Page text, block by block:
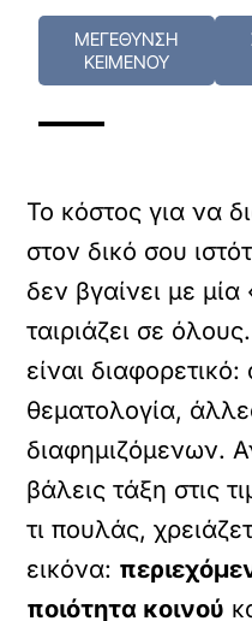
ΜΕΓΕΘΥΝΣΗ
ΚΕΙΜΕΝΟΥ
Το κόστος για να
στον δικό σου
δεν βγαίνει με
ταιριάζει σε
είναι
θεματολογία,
διαφημιζόμενων.
βάλεις τάξη στις
τι πουλάς,
εικόνα:
ποιότητα κοινού